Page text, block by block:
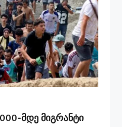
მდე მიგ­რან­ტი